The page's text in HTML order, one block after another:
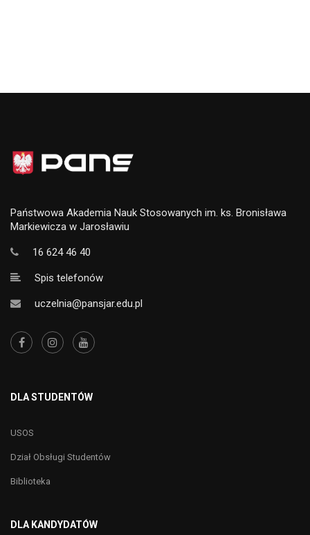
Państwowa Akademia Nauk Stosowanych im. ks. Bronisława
Markiewicza w Jarosławiu
16 624 46 40
Spis telefonów
uczelnia@pansjar.edu.pl
DLA STUDENTÓW
USOS
Dział Obsługi Studentów
Biblioteka
DLA KANDYDATÓW